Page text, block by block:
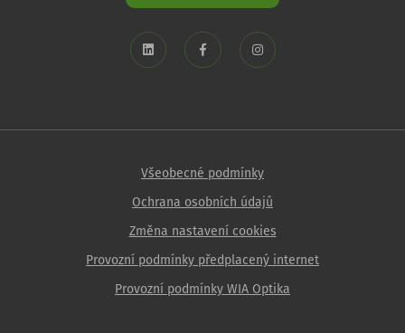
Všeobecné podmínky
Ochrana osobních údajů
Změna nastavení cookies
Provozní podmínky předplacený internet
Provozní podmínky WIA Optika